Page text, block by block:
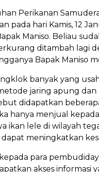
Perikanan
pada hari Kamis, 12
Maniso. Beliau
ditambah lagi
Bapak Maniso
banyak yang
jaring apung
didapatkan
hanya menjual
lele di wilayah
meningkatkan
para
akses